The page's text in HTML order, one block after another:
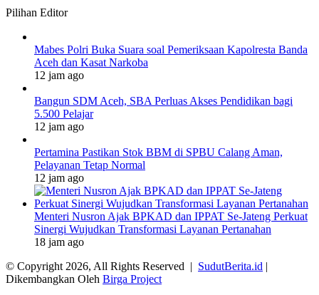
Pilihan Editor
Mabes Polri Buka Suara soal Pemeriksaan Kapolresta Banda
Aceh dan Kasat Narkoba
12 jam ago
Bangun SDM Aceh, SBA Perluas Akses Pendidikan bagi
5.500 Pelajar
12 jam ago
Pertamina Pastikan Stok BBM di SPBU Calang Aman,
Pelayanan Tetap Normal
12 jam ago
Menteri Nusron Ajak BPKAD dan IPPAT Se-Jateng Perkuat
Sinergi Wujudkan Transformasi Layanan Pertanahan
18 jam ago
© Copyright 2026, All Rights Reserved | SudutBerita.id |
Dikembangkan Oleh Birga Project